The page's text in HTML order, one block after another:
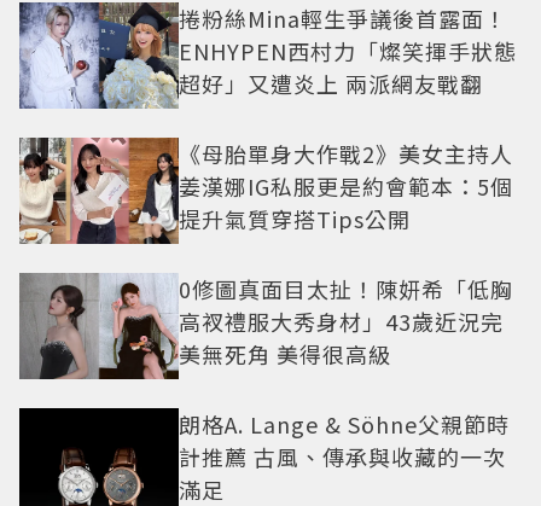
捲粉絲Mina輕生爭議後首露面！
ENHYPEN西村力「燦笑揮手狀態
超好」又遭炎上 兩派網友戰翻
《母胎單身大作戰2》美女主持人
姜漢娜IG私服更是約會範本：5個
提升氣質穿搭Tips公開
0修圖真面目太扯！陳妍希「低胸
高衩禮服大秀身材」43歲近況完
美無死角 美得很高級
朗格A. Lange & Söhne父親節時
計推薦 古風、傳承與收藏的一次
滿足